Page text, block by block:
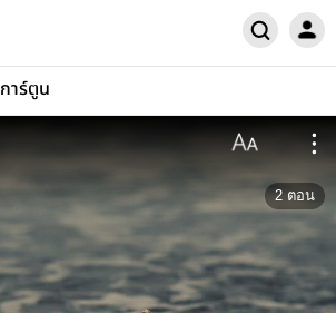
การ์ตูน
2 ตอน